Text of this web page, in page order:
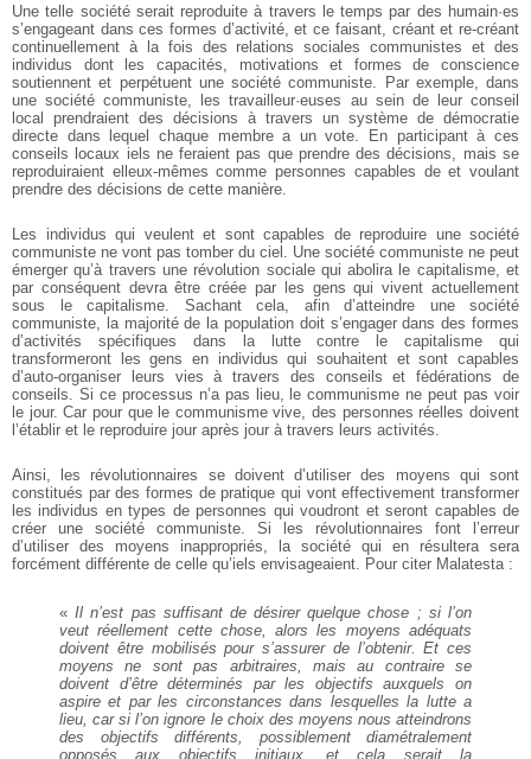
Une telle société serait reproduite à travers le temps par des humain·es
s’engageant dans ces formes d’activité, et ce faisant, créant et re-créant
continuellement à la fois des relations sociales communistes et des
individus dont les capacités, motivations et formes de conscience
soutiennent et perpétuent une société communiste. Par exemple, dans
une société communiste, les travailleur·euses au sein de leur conseil
local prendraient des décisions à travers un système de démocratie
directe dans lequel chaque membre a un vote. En participant à ces
conseils locaux iels ne feraient pas que prendre des décisions, mais se
reproduiraient elleux-mêmes comme personnes capables de et voulant
prendre des décisions de cette manière.
Les individus qui veulent et sont capables de reproduire une société
communiste ne vont pas tomber du ciel. Une société communiste ne peut
émerger qu’à travers une révolution sociale qui abolira le capitalisme, et
par conséquent devra être créée par les gens qui vivent actuellement
sous le capitalisme. Sachant cela, afin d’atteindre une société
communiste, la majorité de la population doit s’engager dans des formes
d’activités spécifiques dans la lutte contre le capitalisme qui
transformeront les gens en individus qui souhaitent et sont capables
d’auto-organiser leurs vies à travers des conseils et fédérations de
conseils. Si ce processus n’a pas lieu, le communisme ne peut pas voir
le jour. Car pour que le communisme vive, des personnes réelles doivent
l’établir et le reproduire jour après jour à travers leurs activités.
Ainsi, les révolutionnaires se doivent d’utiliser des moyens qui sont
constitués par des formes de pratique qui vont effectivement transformer
les individus en types de personnes qui voudront et seront capables de
créer une société communiste. Si les révolutionnaires font l’erreur
d’utiliser des moyens inappropriés, la société qui en résultera sera
forcément différente de celle qu’iels envisageaient. Pour citer Malatesta :
«Il n’est pas suffisant de désirer quelque chose ; si l’on
veut réellement cette chose, alors les moyens adéquats
doivent être mobilisés pour s’assurer de l’obtenir. Et ces
moyens ne sont pas arbitraires, mais au contraire se
doivent d’être déterminés par les objectifs auxquels on
aspire et par les circonstances dans lesquelles la lutte a
lieu, car si l’on ignore le choix des moyens nous atteindrons
des objectifs différents, possiblement diamétralement
opposés aux objectifs initiaux, et cela serait la